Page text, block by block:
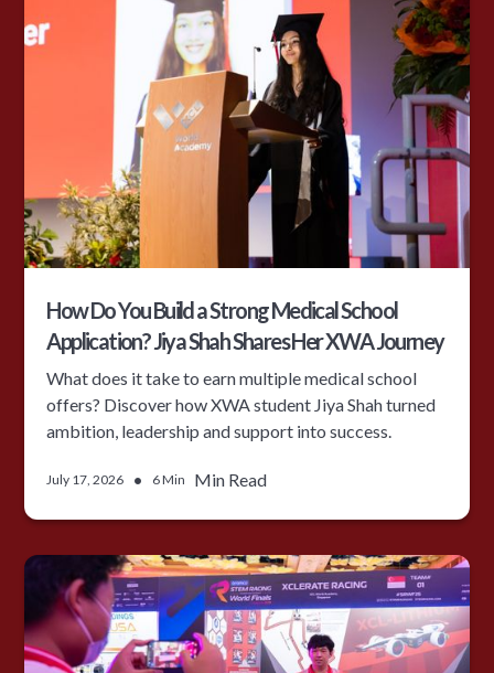
How Do You Build a Strong Medical School
Application? Jiya Shah Shares Her XWA Journey
What does it take to earn multiple medical school
offers? Discover how XWA student Jiya Shah turned
ambition, leadership and support into success.
July 17, 2026 • 6 Min Min Read